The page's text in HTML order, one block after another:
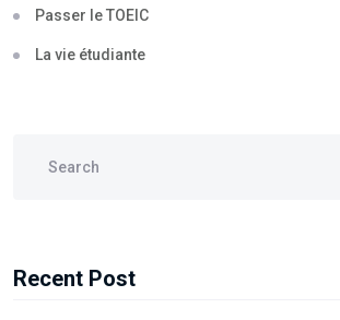
Passer le TOEIC
La vie étudiante
Recent Post